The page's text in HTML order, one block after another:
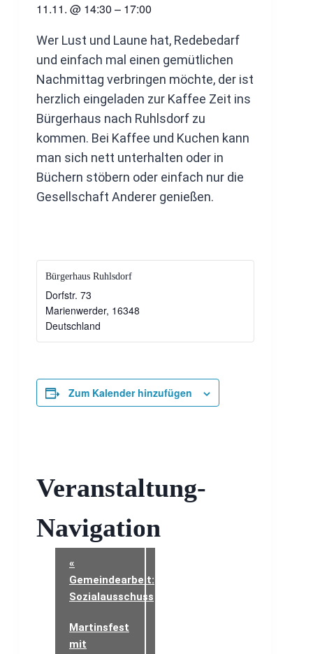
11.11. @ 14:30 – 17:00
Wer Lust und Laune hat, Redebedarf
und einfach mal einen gemütlichen
Nachmittag verbringen möchte, der ist
herzlich eingeladen zur Kaffee Zeit ins
Bürgerhaus nach Ruhlsdorf zu
kommen. Bei Kaffee und Kuchen kann
man sich nett unterhalten oder in
Büchern stöbern oder einfach nur die
Gesellschaft Anderer genießen.
Bürgerhaus Ruhlsdorf
Dorfstr. 73
Marienwerder, 16348
Deutschland
Zum Kalender hinzufügen
Veranstaltung-
Navigation
«
Gemeindearbeit:
Sozialausschuss
Martinsfest
mit